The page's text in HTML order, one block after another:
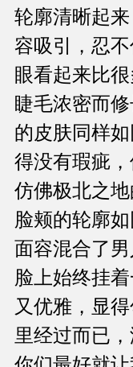
轮廓清晰起
容吸引，忍
眼看起来比
睫毛浓密而
的皮肤同样
得没有瑕疵
仿佛极北之
脸颊的轮廓
面容混合了
脸上始终挂
又优雅，显
里经过而已